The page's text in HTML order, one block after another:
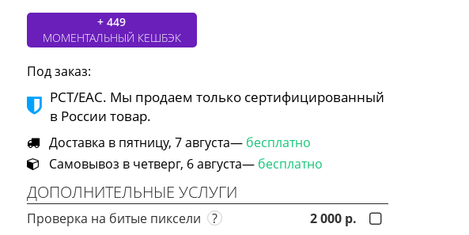
+ 449
МОМЕНТАЛЬНЫЙ КЕШБЭК
Под заказ:
РСТ/ЕАС. Мы продаем только сертифицированный
в России товар.
Доставка в пятницу, 7 августа— бесплатно
Самовывоз в четверг, 6 августа— бесплатно
ДОПОЛНИТЕЛЬНЫЕ УСЛУГИ
Проверка на битые пиксели ?
2 000 р.